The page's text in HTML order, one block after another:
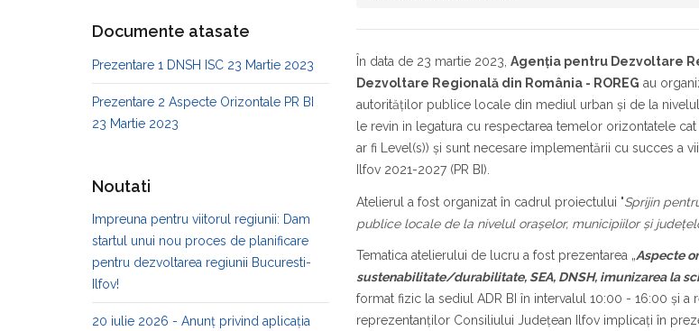
În data de 23 martie 2023, Agenția pentru Dezvoltare
Dezvoltare Regională din România - ROREG au
autorităților publice locale din mediul urban și de la
le revin in legatura cu respectarea temelor orizontatele
ar fi Level(s)) și sunt necesare implementării cu succes a
Ilfov 2021-2027 (PR BI).
Atelierul a fost organizat în cadrul proiectului "Sprijin
publice locale de la nivelul orașelor, municipiilor și
Tematica atelierului de lucru a fost prezentarea „Aspecte
sustenabilitate/durabilitate, SEA, DNSH, imunizarea la
format fizic la sediul ADR BI în intervalul 10:00 - 16:00 și
reprezentanților Consiliului Județean Ilfov implicați în
Documente atasate
Prezentare 1 DNSH ISC 23 Martie 2023
Prezentare 2 Aspecte Orizontale PR BI
23 Martie 2023
Noutati
Impreuna pentru viitorul regiunii: Dam
startul unui nou proces de planificare
pentru dezvoltarea regiunii Bucuresti-
Ilfov!
20 iulie 2026 - Anunț privind aplicația